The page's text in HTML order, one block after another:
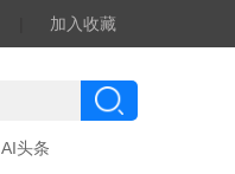
加入收藏
AI头条